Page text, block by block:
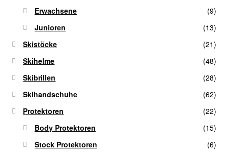
Erwachsene
(9)
Junioren
(13)
Skistöcke
(21)
Skihelme
(48)
Skibrillen
(28)
Skihandschuhe
(62)
Protektoren
(22)
Body Protektoren
(15)
Stock Protektoren
(6)